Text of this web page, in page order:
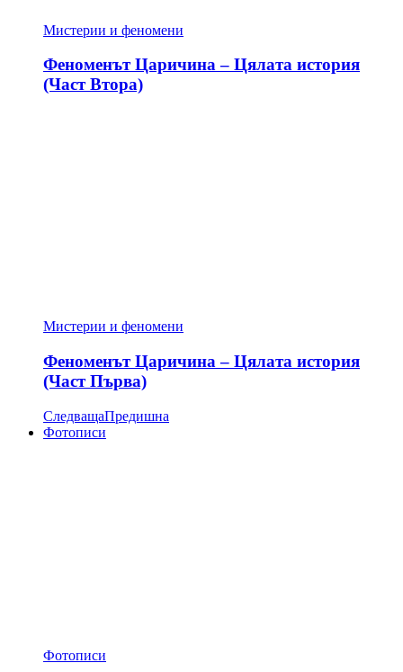
Мистерии и феномени
Феноменът Царичина – Цялата история
(Част Втора)
Мистерии и феномени
Феноменът Царичина – Цялата история
(Част Първа)
СледващаПредишна
Фотописи
Фотописи